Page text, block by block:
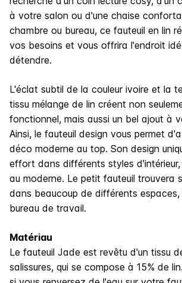
à votre salon ou d'une chaise
chambre ou bureau, ce fauteuil en lin
vos besoins et vous offrira l'endroit
détendre.
L'éclat subtil de la couleur ivoire et la
tissu mélange de lin créent non
fonctionnel, mais aussi un bel ajout à
Ainsi, le fauteuil design vous permet
déco moderne au top. Son design
effort dans différents styles
au moderne. Le petit fauteuil trouvera
dans beaucoup de différents espaces,
bureau de travail.
Matériau
Le fauteuil Jade est revêtu d'un tissu
salissures, qui se compose à 15% de